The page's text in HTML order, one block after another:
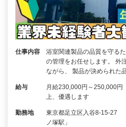
仕事内容
浴室関連製品の品質を守る
の管理をお任せします。 外
ながら、 製品が決められた
給与
月給230,000円～250,000
上、優遇します
勤務地
東京都足立区入谷8-15-27
ノ塚駅」